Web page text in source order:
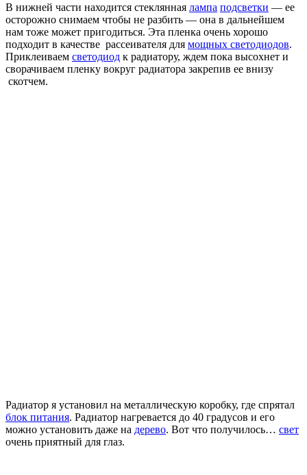
В нижней части находится стеклянная лампа подсветки — ее
осторожно снимаем чтобы не разбить — она в дальнейшем
нам тоже может пригодиться. Эта пленка очень хорошо
подходит в качестве рассеивателя для мощных светодиодов.
Приклеиваем светодиод к радиатору, ждем пока высохнет и
сворачиваем пленку вокруг радиатора закрепив ее внизу
скотчем.
Радиатор я установил на металлическую коробку, где спрятал
блок питания. Радиатор нагревается до 40 градусов и его
можно установить даже на дерево. Вот что получилось… свет
очень приятный для глаз.